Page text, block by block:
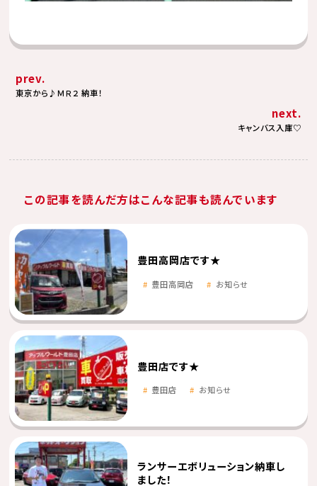
prev.
東京から♪ＭＲ２ 納車！
next.
キャンバス入庫♡
この記事を読んだ方はこんな記事も読んでいます
豊田高岡店です★
豊田高岡店 お知らせ
豊田店です★
豊田店 お知らせ
ランサーエボリューション納車し
ました！